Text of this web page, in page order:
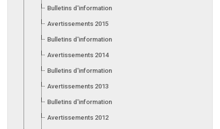
Bulletins d'information 2016
Avertissements 2015
Bulletins d'information 2015
Avertissements 2014
Bulletins d'information 2014
Avertissements 2013
Bulletins d'information 2013
Avertissements 2012